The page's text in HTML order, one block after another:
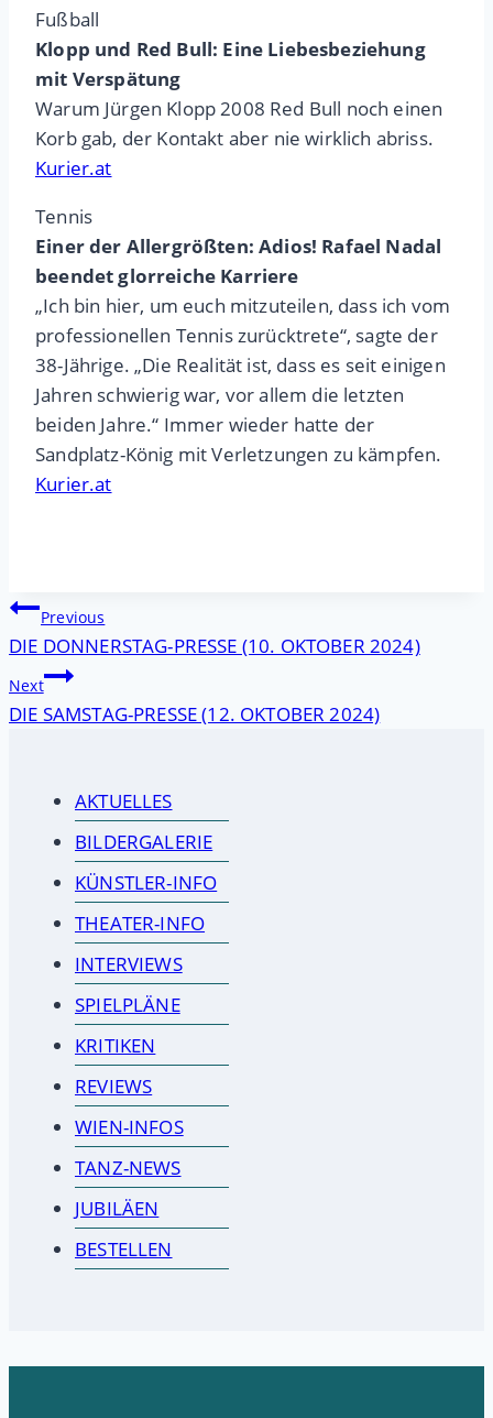
Fußball
Klopp und Red Bull: Eine Liebesbeziehung
mit Verspätung
Warum Jürgen Klopp 2008 Red Bull noch einen
Korb gab, der Kontakt aber nie wirklich abriss.
Kurier.at
Tennis
Einer der Allergrößten:Adios! Rafael Nadal
beendet glorreiche Karriere
„Ich bin hier, um euch mitzuteilen, dass ich vom
professionellen Tennis zurücktrete“, sagte der
38-Jährige. „Die Realität ist, dass es seit einigen
Jahren schwierig war, vor allem die letzten
beiden Jahre.“ Immer wieder hatte der
Sandplatz-König mit Verletzungen zu kämpfen.
Kurier.at
Beitragsnavigation
Previous
DIE DONNERSTAG-PRESSE (10. OKTOBER 2024)
Next
DIE SAMSTAG-PRESSE (12. OKTOBER 2024)
AKTUELLES
BILDERGALERIE
KÜNSTLER-INFO
THEATER-INFO
INTERVIEWS
SPIELPLÄNE
KRITIKEN
REVIEWS
WIEN-INFOS
TANZ-NEWS
JUBILÄEN
BESTELLEN